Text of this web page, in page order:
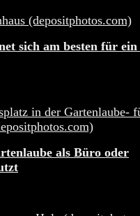
sich am besten für
als Büro oder